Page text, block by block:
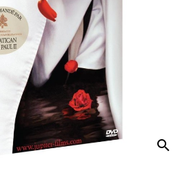
search